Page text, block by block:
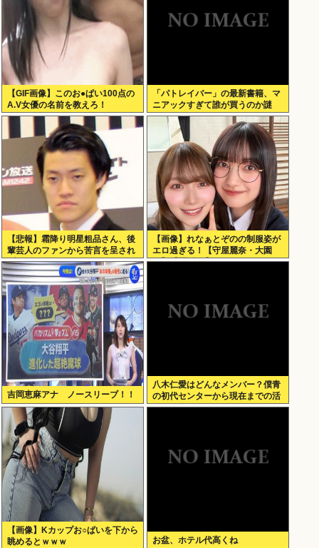
【GIF画像】このお●ぱい100点の
A.V女優の名前を教えろ！
「パトレイバー」の最新書籍、マ
ニアックすぎて誰が買うのか謎
【悲報】霜降り明星粗品さん、後
輩芸人のファンから苦言を呈され
ブチギレ発狂…
【画像】れなぁとぞのの制服姿が
エロ過ぎる！【守屋麗奈・大園
玲】【櫻坂46】
吉岡恵麻アナ ノースリーブ！！
八木仁愛はどんなメンバー？僕青
の初代センターから現在までの活
動を紹介
【画像】Kカップお○ぱいを下から
眺めるとｗｗｗ
お盆、ホテル代高くね